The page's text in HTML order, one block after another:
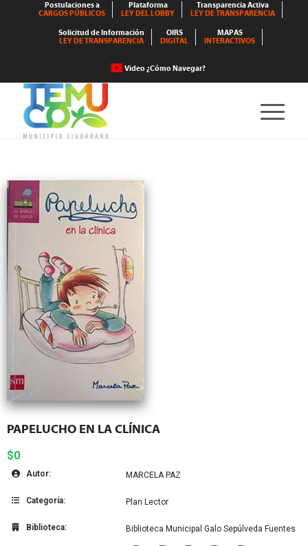
Postulaciones a
CARGOS PÚBLICOS
Plataforma
LEY DEL LOBBY
Transparencia Activa
LEY DE TRANSPARENCIA
Solicitud de Información
LEY DE TRANSPARENCIA
OIRS
DIGITAL
MAPAS
INTERACTIVOS
Video ¿Cómo Navegar?
PAPELUCHO EN LA CLÍNICA
$0
Autor: MARCELA PAZ
Categoría: Plan Lector
Biblioteca: Biblioteca Municipal Galo Sepúlveda Fuentes